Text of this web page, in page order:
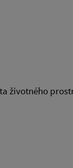
životného